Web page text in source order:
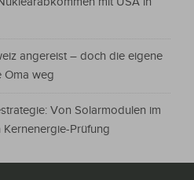
angereist – doch die eigene
Oma weg
Von Solarmodulen im
Prüfung